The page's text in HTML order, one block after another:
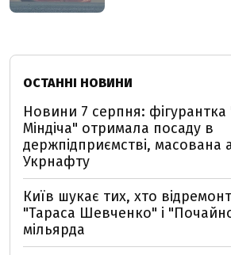
ОСТАННІ НОВИНИ
Новини 7 серпня: фігурантка
Міндіча" отримала посаду в
держпідприємстві, масована
Укрнафту
Київ шукає тих, хто
"Тараса Шевченко" і
мільярда